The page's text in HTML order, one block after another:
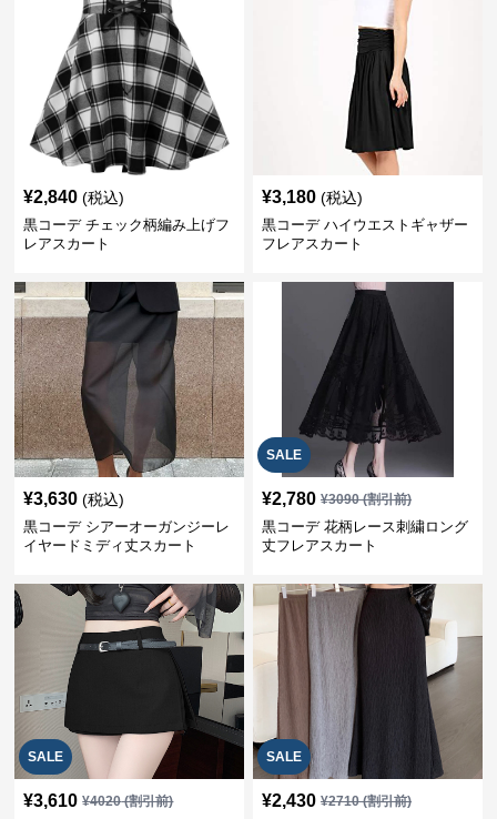
¥2,840 (税込)
黒コーデ チェック柄編み上げフ
レアスカート
¥3,180 (税込)
黒コーデ ハイウエストギャザー
フレアスカート
¥3,630 (税込)
黒コーデ シアーオーガンジーレ
イヤードミディ丈スカート
SALE
¥2,780 ¥3090(割引前)
黒コーデ 花柄レース刺繍ロング
丈フレアスカート
SALE
¥3,610 ¥4020(割引前)
SALE
¥2,430 ¥2710(割引前)